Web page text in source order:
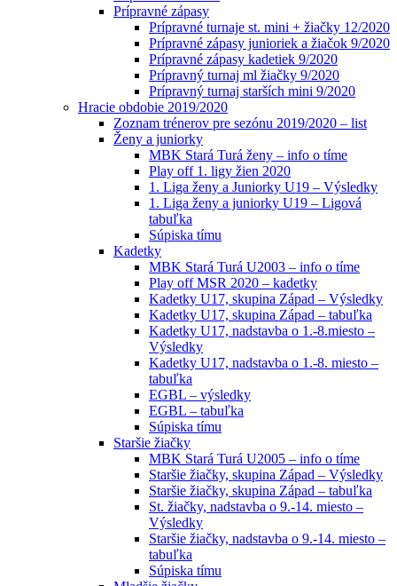
Prípravné zápasy
Prípravné turnaje st. mini + žiačky 12/2020
Prípravné zápasy junioriek a žiačok 9/2020
Prípravné zápasy kadetiek 9/2020
Prípravný turnaj ml žiačky 9/2020
Prípravný turnaj starších mini 9/2020
Hracie obdobie 2019/2020
Zoznam trénerov pre sezónu 2019/2020 – list
Ženy a juniorky
MBK Stará Turá ženy – info o tíme
Play off 1. ligy žien 2020
1. Liga ženy a Juniorky U19 – Výsledky
1. Liga ženy a juniorky U19 – Ligová
tabuľka
Súpiska tímu
Kadetky
MBK Stará Turá U2003 – info o tíme
Play off MSR 2020 – kadetky
Kadetky U17, skupina Západ – Výsledky
Kadetky U17, skupina Západ – tabuľka
Kadetky U17, nadstavba o 1.-8.miesto –
Výsledky
Kadetky U17, nadstavba o 1.-8. miesto –
tabuľka
EGBL – výsledky
EGBL – tabuľka
Súpiska tímu
Staršie žiačky
MBK Stará Turá U2005 – info o tíme
Staršie žiačky, skupina Západ – Výsledky
Staršie žiačky, skupina Západ – tabuľka
St. žiačky, nadstavba o 9.-14. miesto –
Výsledky
Staršie žiačky, nadstavba o 9.-14. miesto –
tabuľka
Súpiska tímu